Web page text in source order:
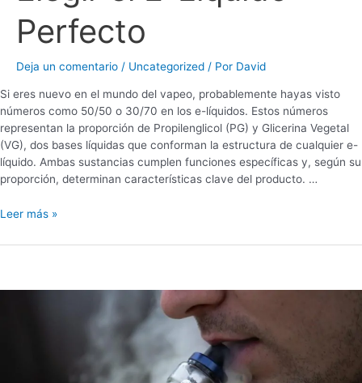
Perfecto
Deja un comentario / Uncategorized / Por David
Si eres nuevo en el mundo del vapeo, probablemente hayas visto
números como 50/50 o 30/70 en los e-líquidos. Estos números
representan la proporción de Propilenglicol (PG) y Glicerina Vegetal
(VG), dos bases líquidas que conforman la estructura de cualquier e-
líquido. Ambas sustancias cumplen funciones específicas y, según su
proporción, determinan características clave del producto. …
Leer más »